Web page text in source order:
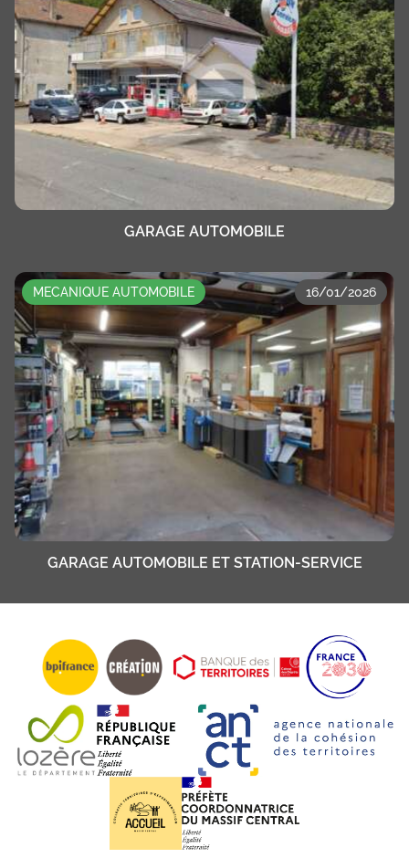
GARAGE AUTOMOBILE
MECANIQUE AUTOMOBILE 16/01/2026
GARAGE AUTOMOBILE ET STATION-SERVICE